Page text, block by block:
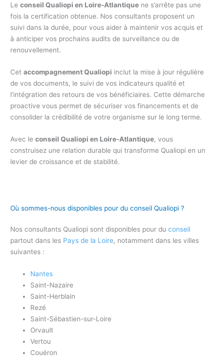
Leconseil Qualiopi en Loire-Atlantique ne s’arrête pas une
fois la certification obtenue. Nos consultants proposent un
suivi dans la durée, pour vous aider à maintenir vos acquis et
à anticiper vos prochains audits de surveillance ou de
renouvellement.
Cetaccompagnement Qualiopi inclut la mise à jour régulière
de vos documents, le suivi de vos indicateurs qualité et
l’intégration des retours de vos bénéficiaires. Cette démarche
proactive vous permet de sécuriser vos financements et de
consolider la crédibilité de votre organisme sur le long terme.
Avec leconseil Qualiopi en Loire-Atlantique, vous
construisez une relation durable qui transforme Qualiopi en un
levier de croissance et de stabilité.
Où sommes-nous disponibles pour du conseil Qualiopi ?
Nos consultants Qualiopi sont disponibles pour duconseil
partout dans les Pays de la Loire, notamment dans les villes
suivantes :
Nantes
Saint-Nazaire
Saint-Herblain
Rezé
Saint-Sébastien-sur-Loire
Orvault
Vertou
Couëron